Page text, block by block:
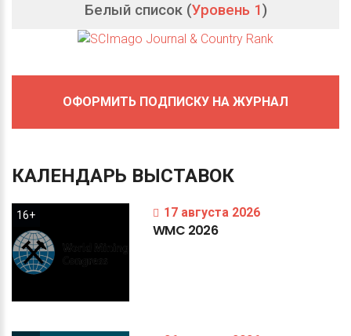
Белый список (Уровень 1)
ОФОРМИТЬ ПОДПИСКУ НА ЖУРНАЛ
КАЛЕНДАРЬ ВЫСТАВОК
16+ 17 августа 2026
WMC 2026